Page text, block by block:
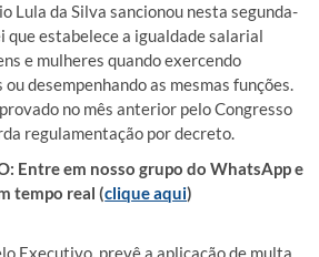
Lula da Silva sancionou nesta segunda-
que estabelece a igualdade salarial
e mulheres quando exercendo
desempenhando as mesmas funções.
no mês anterior pelo Congresso
regulamentação por decreto.
Entre em nosso grupo do WhatsApp e
tempo real (clique aqui)
Executivo, prevê a aplicação de multa